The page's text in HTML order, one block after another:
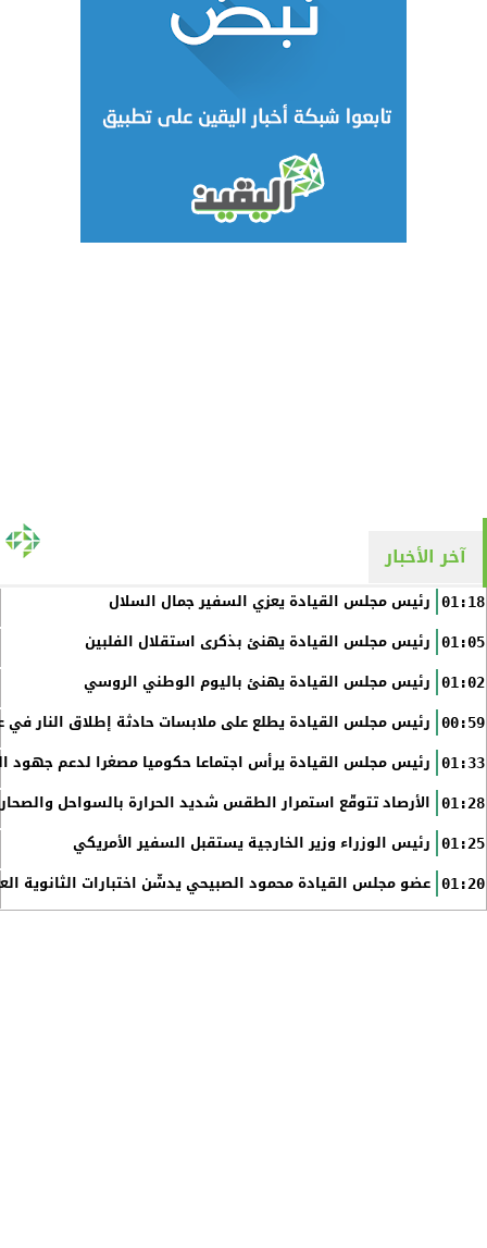
آخر الأخبار
01:18 رئيس مجلس القيادة يعزي السفير جمال السلال
01:05 رئيس مجلس القيادة يهنئ بذكرى استقلال الفلبين
01:02 رئيس مجلس القيادة يهنئ باليوم الوطني الروسي
00:59 رئيس مجلس القيادة يطلع على ملابسات حادثة إطلاق النار في
01:33 رئيس مجلس القيادة يرأس اجتماعا حكوميا مصغرا لدعم جهود
01:28 الأرصاد تتوقّع استمرار الطقس شديد الحرارة بالسواحل
01:25 رئيس الوزراء وزير الخارجية يستقبل السفير الأمريكي
01:20 عضو مجلس القيادة محمود الصبيحي يدشّن اختبارات الثانوية